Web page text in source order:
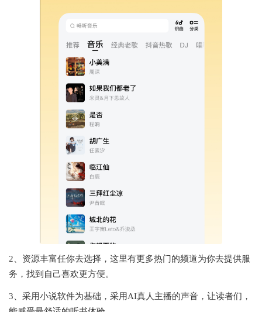
2、资源丰富任你去选择，这里有更多热门的频道为你去提供服
务，找到自己喜欢更方便。
3、采用小说软件为基础，采用AI真人主播的声音，让读者们，